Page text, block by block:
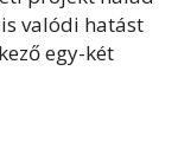
valódi hatást
egy-két